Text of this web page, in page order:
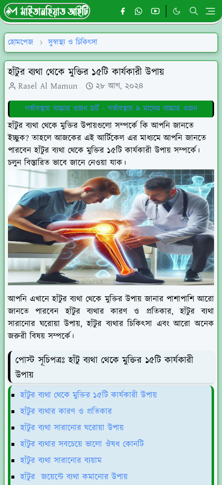
হোমপেজ সুস্বাস্থ্য ও চিকিৎসা
হাঁটুর ব্যথা থেকে মুক্তির ১৫টি কার্যকারী উপায়
Rasel Al Mamun ২৮ আগ, ২০২৪
গর্ভাবস্থায় বাচ্চার ওজন চার্ট - গর্ভাবস্থায় ৯ মাসের বাচ্চার ওজন
হাঁটুর ব্যথা থেকে মুক্তির উপায়গুলো সম্পর্কে কি আপনি জানতে
ইচ্ছুক? তাহলে আজকের এই আর্টিকেল এর মাধ্যমে আপনি জানতে
পারবেন হাঁটুর ব্যথা থেকে মুক্তির ১৫টি কার্যকারী উপায় সম্পর্কে।
চলুন বিস্তারিত ভাবে জানে নেওয়া যাক।
আপনি এখানে হাঁটুর ব্যথা থেকে মুক্তির উপায় জানার পাশাপাশি আরো
জানতে পারবেন হাঁটুর ব্যথার কারণ ও প্রতিকার, হাঁটুর ব্যথা
সারানোর ঘরোয়া উপায়, হাঁটুর ব্যথার চিকিৎসা এবং আরো অনেক
জরুরী বিষয় সম্পর্কে।
পোস্ট সূচিপত্রঃ হাঁটু ব্যথা থেকে মুক্তির ১৫টি কার্যকারী
উপায়
হাঁটুর ব্যথা থেকে মুক্তির ১৫টি কার্যকারী উপায়
হাঁটুর ব্যথার কারণ ও প্রতিকার
হাঁটুর ব্যথা সারানোর ঘরোয়া উপায়
হাঁটুর ব্যথার সবচেয়ে ভালো ঔষধ কোনটি
হাঁটুর ব্যথা সারানোর ব্যয়াম
হাঁটুর জয়েন্টে ব্যথা কমানোর উপায়